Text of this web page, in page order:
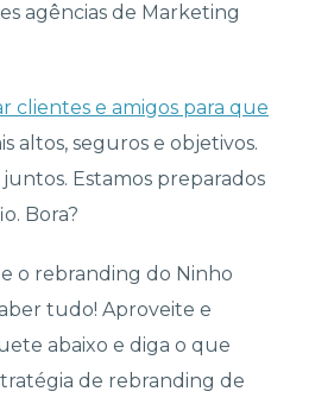
agências de Marketing
clientes e amigos para que
altos, seguros e objetivos.
Estamos preparados
Bora?
o rebranding do Ninho
tudo! Aproveite e
abaixo e diga o que
de rebranding de